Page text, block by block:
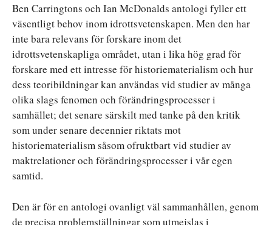
Ben Carringtons och Ian McDonalds antologi fyller ett
väsentligt behov inom idrottsvetenskapen. Men den har
inte bara relevans för forskare inom det
idrottsvetenskapliga området, utan i lika hög grad för
forskare med ett intresse för historiematerialism och hur
dess teoribildningar kan användas vid studier av många
olika slags fenomen och förändringsprocesser i
samhället; det senare särskilt med tanke på den kritik
som under senare decennier riktats mot
historiematerialism såsom ofruktbart vid studier av
maktrelationer och förändringsprocesser i vår egen
samtid.
Den är för en antologi ovanligt väl sammanhållen, genom
de precisa problemställningar som utmejslas i